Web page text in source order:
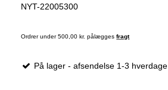
NYT-22005300
Ordrer under 500,00 kr. pålæggesfragt
På lager - afsendelse 1-3 hverdage